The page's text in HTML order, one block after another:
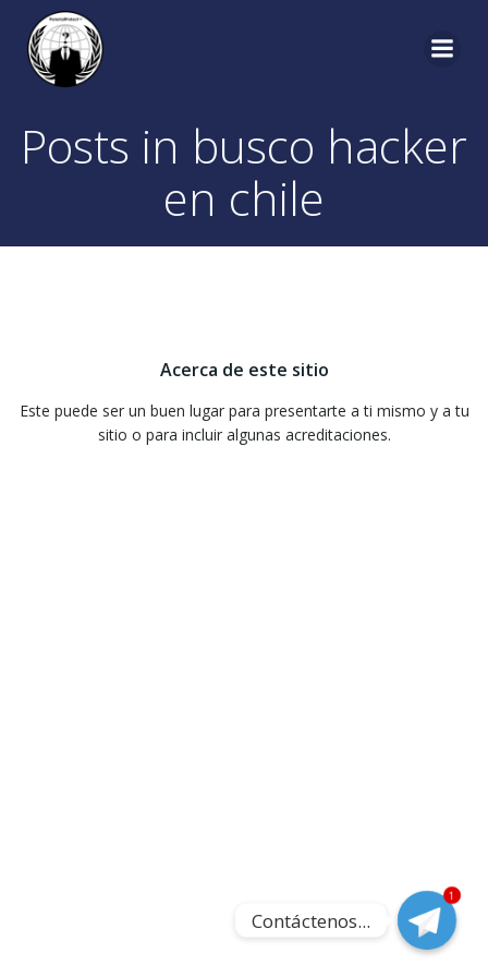
Posts in busco hacker
en chile
Acerca de este sitio
Este puede ser un buen lugar para presentarte a ti mismo y a tu
sitio o para incluir algunas acreditaciones.
1
Contáctenos...